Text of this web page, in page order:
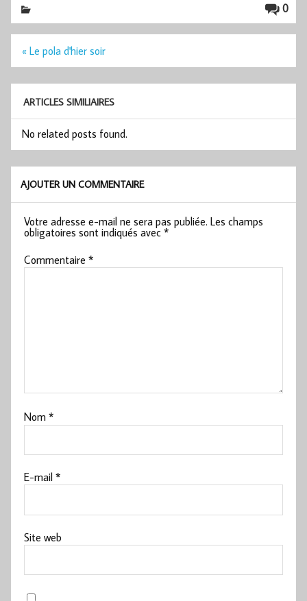
0
Navigation
« Le pola d'hier soir
ARTICLES SIMILIAIRES
No related posts found.
AJOUTER UN COMMENTAIRE
Votre adresse e-mail ne sera pas publiée. Les champs
obligatoires sont indiqués avec*
Commentaire*
Nom*
E-mail*
Site web